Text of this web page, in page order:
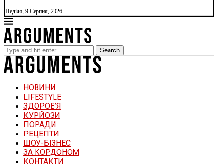
Неділя, 9 Серпня, 2026
Search
НОВИНИ
LIFESTYLE
ЗДОРОВ’Я
КУРЙОЗИ
ПОРАДИ
РЕЦЕПТИ
ШОУ-БІЗНЕС
ЗА КОРДОНОМ
КОНТАКТИ